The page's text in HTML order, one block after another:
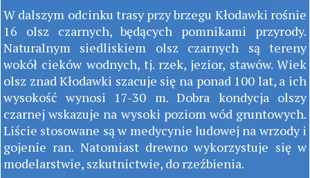
W dalszym odcinku trasy przy brzegu Kłodawki rośnie
16 olsz czarnych, będących pomnikami przyrody.
Naturalnym siedliskiem olsz czarnych są tereny
wokół cieków wodnych, tj. rzek, jezior, stawów. Wiek
olsz znad Kłodawki szacuje się na ponad 100 lat, a ich
wysokość wynosi 17-30 m. Dobra kondycja olszy
czarnej wskazuje na wysoki poziom wód gruntowych.
Liście stosowane są w medycynie ludowej na wrzody i
gojenie ran. Natomiast drewno wykorzystuje się w
modelarstwie, szkutnictwie, do rzeźbienia.